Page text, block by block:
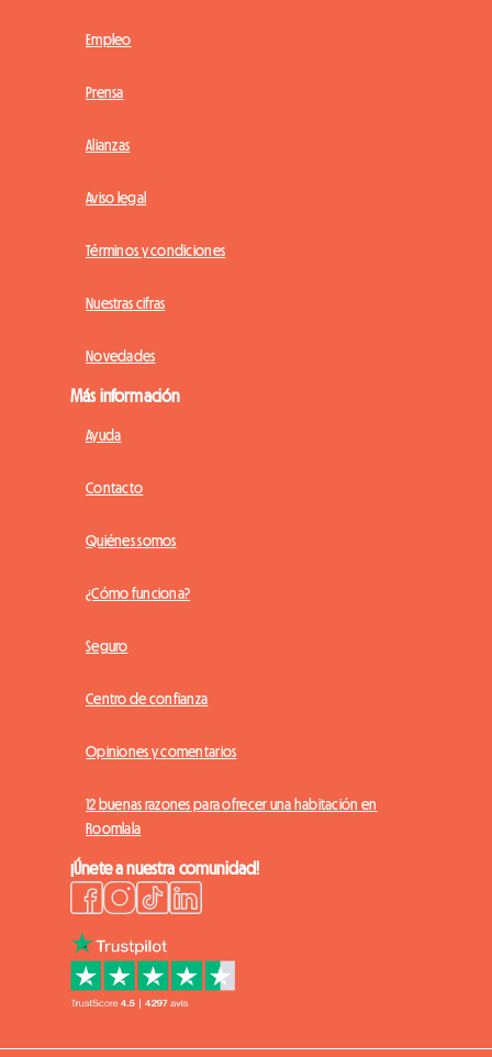
Empleo
Prensa
Alianzas
Aviso legal
Términos y condiciones
Nuestras cifras
Novedades
Más información
Ayuda
Contacto
Quiénes somos
¿Cómo funciona?
Seguro
Centro de confianza
Opiniones y comentarios
12 buenas razones para ofrecer una habitación en
Roomlala
¡Únete a nuestra comunidad!